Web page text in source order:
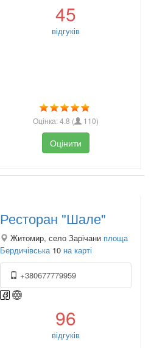
45
відгуків
Оцінка:4.8 ( 110)
Оцінити
Ресторан "Шале"
Житомир, село Зарічани площа
Бердичівська 10 на карті
+380677779959
96
відгуків